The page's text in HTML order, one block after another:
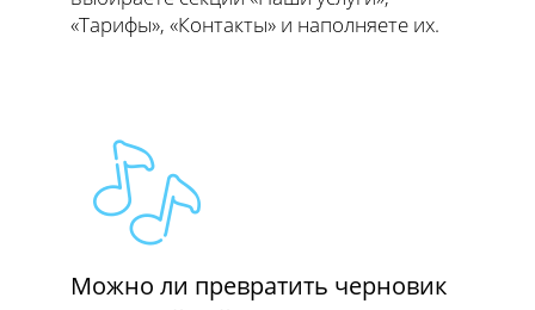
«Тарифы», «Контакты» и наполняете их.
Можно ли превратить черновик